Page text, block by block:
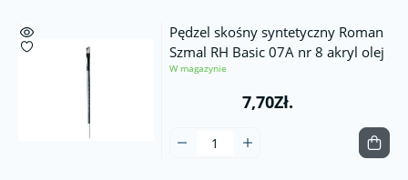
Pędzel skośny syntetyczny Roman
Szmal RH Basic 07A nr 8 akryl olej
W magazynie
7,70Zł.